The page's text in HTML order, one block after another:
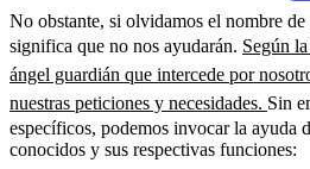
No obstante, si olvidamos el nombre
significa que no nos ayudarán. Según
ángel guardián que intercede por
nuestras peticiones y necesidades. Sin
específicos, podemos invocar la ayuda
conocidos y sus respectivas funciones: